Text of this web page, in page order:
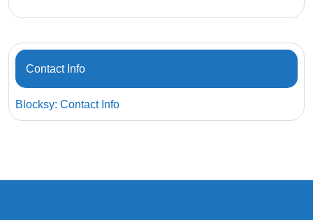
Contact Info
Blocksy: Contact Info